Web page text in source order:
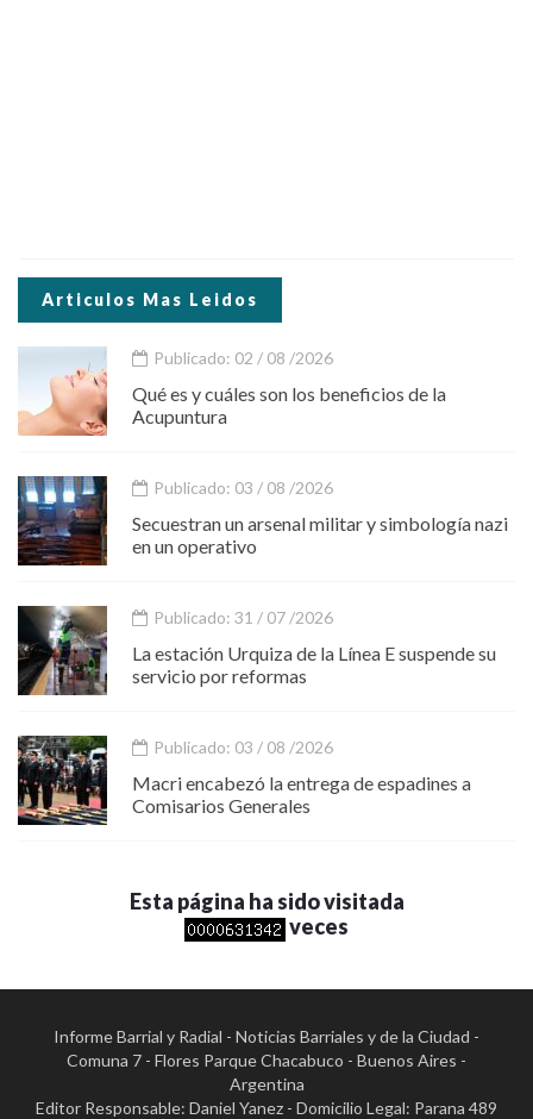
Articulos Mas Leidos
Publicado: 02 / 08 /2026
Qué es y cuáles son los beneficios de la
Acupuntura
Publicado: 03 / 08 /2026
Secuestran un arsenal militar y simbología nazi
en un operativo
Publicado: 31 / 07 /2026
La estación Urquiza de la Línea E suspende su
servicio por reformas
Publicado: 03 / 08 /2026
Macri encabezó la entrega de espadines a
Comisarios Generales
Esta página ha sido visitada
veces
Informe Barrial y Radial - Noticias Barriales y de la Ciudad -
Comuna 7 - Flores Parque Chacabuco - Buenos Aires -
Argentina
Editor Responsable: Daniel Yanez - Domicilio Legal: Parana 489